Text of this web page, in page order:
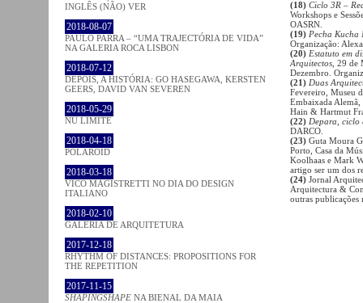
INGLÊS (NÃO) VER
2018-08-07
PAULO PARRA – “UMA TRAJECTÓRIA DE VIDA”
NA GALERIA ROCA LISBON
2018-07-12
DEPOIS, A HISTÓRIA: GO HASEGAWA, KERSTEN
GEERS, DAVID VAN SEVEREN
2018-05-29
NU LIMITE
2018-04-18
POLAROID
2018-03-18
VICO MAGISTRETTI NO DIA DO DESIGN
ITALIANO
2018-02-10
GALERIA DE ARQUITETURA
2017-12-18
RHYTHM OF DISTANCES: PROPOSITIONS FOR
THE REPETITION
2017-11-15
SHAPINGSHAPE NA BIENAL DA MAIA
(18) Ciclo 3R –
Workshops e
OASRN.
(19) Pecha Kucha
Organização:
(20) Estatuto em
Arquitectos , 29
Dezembro.
(21) Duas
Fevereiro, Museu
Embaixada Alemã,
Hain & Hartmut
(22) Depara, ciclo
DARCO.
(23) Guta Moura
Porto, Casa da
Koolhaas e Mark
artigo ser um dos
(24) Jornal
Arquitectura &
outras publicações